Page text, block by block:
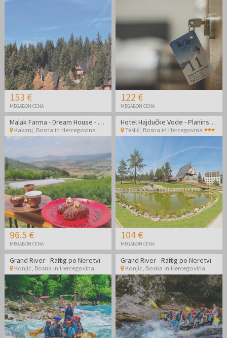
153 €
MEGABON CENA
122 €
MEGABON CENA
Malak Farma - Dream House - Nepozaben oddih
Kakanj, Bosna in Hercegovina
96.5 €
MEGABON CENA
Hotel Hajdučke Vode - Planinski wellness vikend oddih
Teslić, Bosna in Hercegovina
104 €
MEGABON CENA
Grand River - Rafting po Neretvi
Konjic, Bosna in Hercegovina
Grand River - Rafting po Neretvi
Konjic, Bosna in Hercegovina